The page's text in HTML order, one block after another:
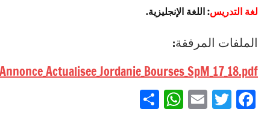
لغة التدريس: اللغة الإنجليزية.
الملفات المرفقة:
Annonce_Actualisee_Jordanie_Bourses_SpM_17_18.pdf
Facebook
Twitter
Email
WhatsApp